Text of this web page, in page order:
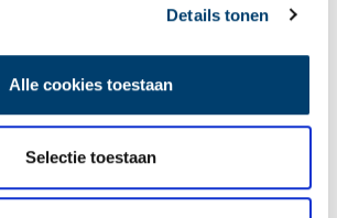
Details tonen
Alle cookies toestaan
Selectie toestaan
Beeld: VHP.